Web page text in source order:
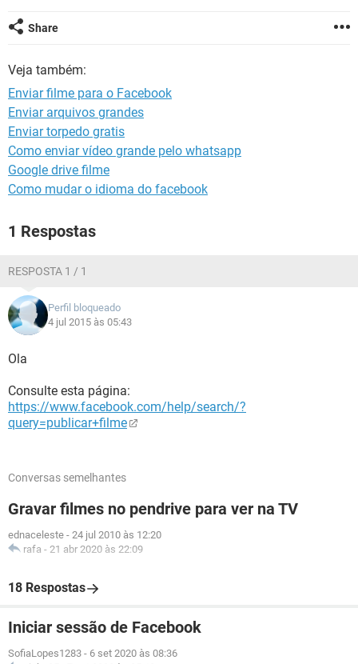
GUIA DE COMPRAS
Share
Veja também:
Enviar filme para o Facebook
Enviar arquivos grandes
Enviar torpedo gratis
Como enviar vídeo grande pelo whatsapp
Google drive filme
Como mudar o idioma do facebook
1 Respostas
RESPOSTA 1 / 1
Perfil bloqueado
4 jul 2015 às 05:43
Ola
Consulte esta página:
https://www.facebook.com/help/search/?
query=publicar+filme
Conversas semelhantes
Gravar filmes no pendrive para ver na TV
ednaceleste - 24 jul 2010 às 12:20
rafa - 21 abr 2020 às 22:09
18 Respostas
Iniciar sessão de Facebook
SofiaLopes1283 - 6 set 2020 às 08:36